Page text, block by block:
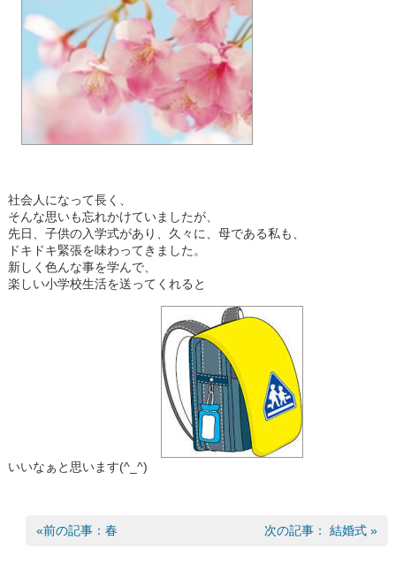
社会人になって長く、
そんな思いも忘れかけていましたが、
先日、子供の入学式があり、久々に、母である私も、
ドキドキ緊張を味わってきました。
新しく色んな事を学んで、
楽しい小学校生活を送ってくれると
いいなぁと思います(^_^)
«前の記事：春 次の記事： 結婚式 »